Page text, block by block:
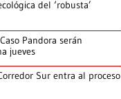
del ‘robusta’
Pandora serán
jueves
Sur entra al proceso